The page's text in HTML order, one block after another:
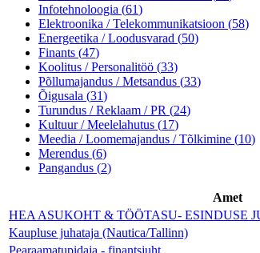
Infotehnoloogia (61)
Elektroonika / Telekommunikatsioon (58)
Energeetika / Loodusvarad (50)
Finants (47)
Koolitus / Personalitöö (33)
Põllumajandus / Metsandus (33)
Õigusala (31)
Turundus / Reklaam / PR (24)
Kultuur / Meelelahutus (17)
Meedia / Loomemajandus / Tõlkimine (10)
Merendus (6)
Pangandus (2)
Amet
HEA ASUKOHT & TÖÖTASU- ESINDUSE
Kaupluse juhataja (Nautica/Tallinn)
Pearaamatupidaja - finantsjuht